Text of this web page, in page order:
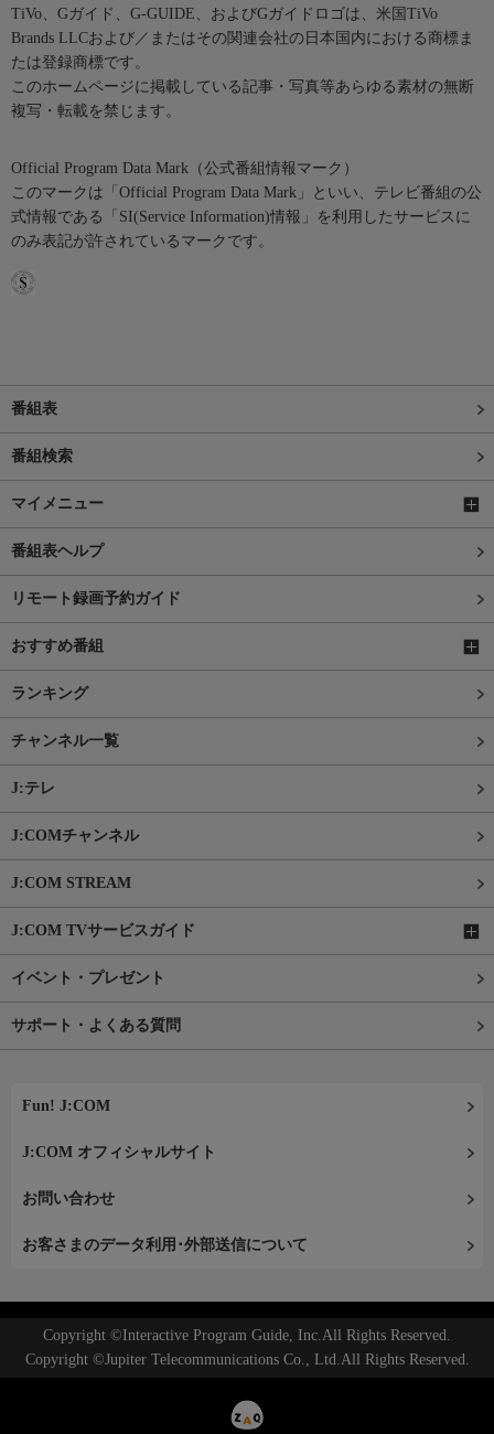
TiVo、Gガイド、G-GUIDE、およびGガイドロゴは、米国TiVo
Brands LLCおよび／またはその関連会社の日本国内における商標ま
たは登録商標です。
このホームページに掲載している記事・写真等あらゆる素材の無断
複写・転載を禁じます。
Official Program Data Mark（公式番組情報マーク）
このマークは「Official Program Data Mark」といい、テレビ番組の公
式情報である「SI(Service Information)情報」を利用したサービスに
のみ表記が許されているマークです。
番組表
番組検索
マイメニュー
番組表ヘルプ
リモート録画予約ガイド
おすすめ番組
ランキング
チャンネル一覧
J:テレ
J:COMチャンネル
J:COM STREAM
J:COM TVサービスガイド
イベント・プレゼント
サポート・よくある質問
Fun! J:COM
J:COM オフィシャルサイト
お問い合わせ
お客さまのデータ利用･外部送信について
Copyright ©Interactive Program Guide, Inc.All Rights Reserved.
Copyright ©Jupiter Telecommunications Co., Ltd.All Rights Reserved.